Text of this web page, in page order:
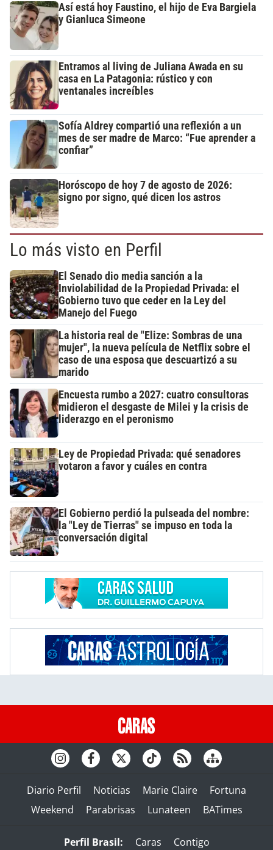
Así está hoy Faustino, el hijo de Eva Bargiela
y Gianluca Simeone
Entramos al living de Juliana Awada en su
casa en La Patagonia: rústico y con
ventanales increíbles
Sofía Aldrey compartió una reflexión a un
mes de ser madre de Marco: “Fue aprender a
confiar”
Horóscopo de hoy 7 de agosto de 2026:
signo por signo, qué dicen los astros
Lo más visto en Perfil
El Senado dio media sanción a la
Inviolabilidad de la Propiedad Privada: el
Gobierno tuvo que ceder en la Ley del
Manejo del Fuego
La historia real de "Elize: Sombras de una
mujer", la nueva película de Netflix sobre el
caso de una esposa que descuartizó a su
marido
Encuesta rumbo a 2027: cuatro consultoras
midieron el desgaste de Milei y la crisis de
liderazgo en el peronismo
Ley de Propiedad Privada: qué senadores
votaron a favor y cuáles en contra
El Gobierno perdió la pulseada del nombre:
la "Ley de Tierras" se impuso en toda la
conversación digital
Diario Perfil Noticias Marie Claire
Fortuna
Weekend
Parabrisas Lunateen BATimes
Perfil Brasil: Caras Contigo